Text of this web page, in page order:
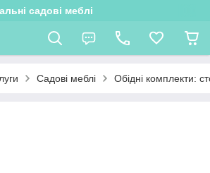
садові меблі
Садові меблі Обідні комплекти: